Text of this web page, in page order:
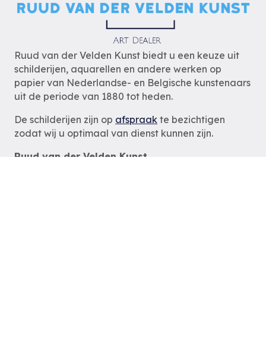
Ruud van der Velden Kunst biedt u een keuze uit
schilderijen, aquarellen en andere werken op
papier van Nederlandse- en Belgische kunstenaars
uit de periode van 1880 tot heden.
De schilderijen zijn op afspraak te bezichtigen
zodat wij u optimaal van dienst kunnen zijn.
Ruud van der Velden Kunst